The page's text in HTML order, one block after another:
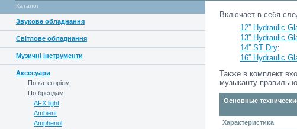
Каталог
Звукове обладнання
Світлове обладнання
Музичні інструменти
Аксесуари
По категоріям
По брендам
AFX light
Ambient
Amphenol
Включает в себя
12'' Hydraulic
13'' Hydraulic
14'' ST Dry;
16'' Hydraulic
Также в комплект
музыканту
Основные
Характеристика